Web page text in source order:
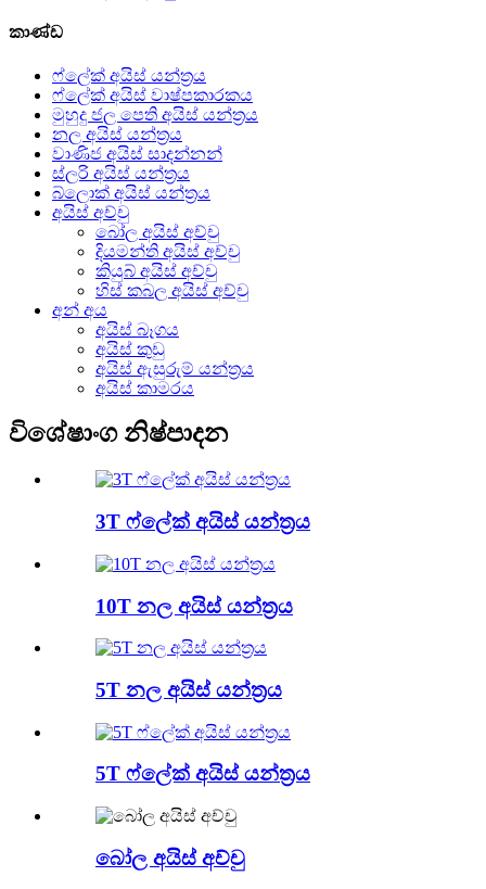
කාණ්ඩ
ෆ්ලේක් අයිස් යන්ත්‍රය
ෆ්ලේක් අයිස් වාෂ්පකාරකය
මුහුදු ජල පෙති අයිස් යන්ත්‍රය
නල අයිස් යන්ත්‍රය
වාණිජ අයිස් සාදන්නන්
ස්ලරි අයිස් යන්ත්‍රය
බ්ලොක් අයිස් යන්ත්‍රය
අයිස් අච්චු
බෝල අයිස් අච්චු
දියමන්ති අයිස් අච්චු
කියුබ් අයිස් අච්චු
හිස් කබල අයිස් අච්චු
අන් අය
අයිස් බෑගය
අයිස් කුඩු
අයිස් ඇසුරුම් යන්ත්‍රය
අයිස් කාමරය
විශේෂාංග නිෂ්පාදන
3T ෆ්ලේක් අයිස් යන්ත්‍රය
10T නල අයිස් යන්ත්‍රය
5T නල අයිස් යන්ත්‍රය
5T ෆ්ලේක් අයිස් යන්ත්‍රය
බෝල අයිස් අච්චු